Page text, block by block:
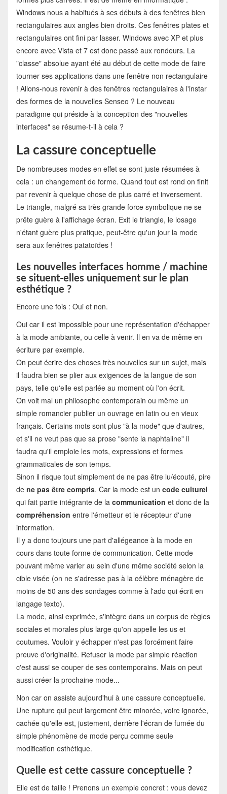
Windows nous a habitués à ses débuts à des fenêtres bien
rectangulaires aux angles bien droits. Ces fenêtres plates et
rectangulaires ont fini par lasser. Windows avec XP et plus
encore avec Vista et 7 est donc passé aux rondeurs. La
"classe" absolue ayant été au début de cette mode de faire
tourner ses applications dans une fenêtre non rectangulaire
! Allons-nous revenir à des fenêtres rectangulaires à l'instar
des formes de la nouvelles Senseo ? Le nouveau
paradigme qui préside à la conception des "nouvelles
interfaces" se résume-t-il à cela ?
La cassure conceptuelle
De nombreuses modes en effet se sont juste résumées à
cela : un changement de forme. Quand tout est rond on finit
par revenir à quelque chose de plus carré et inversement.
Le triangle, malgré sa très grande force symbolique ne se
prête guère à l'affichage écran. Exit le triangle, le losage
n'étant guère plus pratique, peut-être qu'un jour la mode
sera aux fenêtres patatoïdes !
Les nouvelles interfaces homme / machine
se situent-elles uniquement sur le plan
esthétique ?
Encore une fois : Oui et non.
Oui car il est impossible pour une représentation d'échapper
à la mode ambiante, ou celle à venir. Il en va de même en
écriture par exemple.
On peut écrire des choses très nouvelles sur un sujet, mais
il faudra bien se plier aux exigences de la langue de son
pays, telle qu'elle est parlée au moment où l'on écrit.
On voit mal un philosophe contemporain ou même un
simple romancier publier un ouvrage en latin ou en vieux
français. Certains mots sont plus "à la mode" que d'autres,
et s'il ne veut pas que sa prose "sente la naphtaline" il
faudra qu'il emploie les mots, expressions et formes
grammaticales de son temps.
Sinon il risque tout simplement de ne pas être lu/écouté, pire
de ne pas être compris. Car la mode est un code culturel
qui fait partie intégrante de la communication et donc de la
compréhension entre l'émetteur et le récepteur d'une
information.
Il y a donc toujours une part d'allégeance à la mode en
cours dans toute forme de communication. Cette mode
pouvant même varier au sein d'une même société selon la
cible visée (on ne s'adresse pas à la célèbre ménagère de
moins de 50 ans des sondages comme à l'ado qui écrit en
langage texto).
La mode, ainsi exprimée, s'intègre dans un corpus de règles
sociales et morales plus large qu'on appelle les us et
coutumes. Vouloir y échapper n'est pas forcément faire
preuve d'originalité. Refuser la mode par simple réaction
c'est aussi se couper de ses contemporains. Mais on peut
aussi créer la prochaine mode...
Non car on assiste aujourd'hui à une cassure conceptuelle.
Une rupture qui peut largement être minorée, voire ignorée,
cachée qu'elle est, justement, derrière l'écran de fumée du
simple phénomène de mode perçu comme seule
modification esthétique.
Quelle est cette cassure conceptuelle ?
Elle est de taille ! Prenons un exemple concret : vous devez